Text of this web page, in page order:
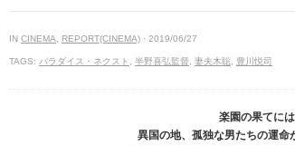
IN CINEMA REPORT(CINEMA) · 2019/06/27
TAGS: パラダイス・ネクスト 半野喜弘監督 妻夫木聡 豊川悦司
楽園の果てに
異国の地、孤独な男たちの運命